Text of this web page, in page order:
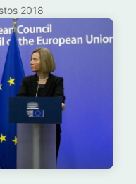
2018